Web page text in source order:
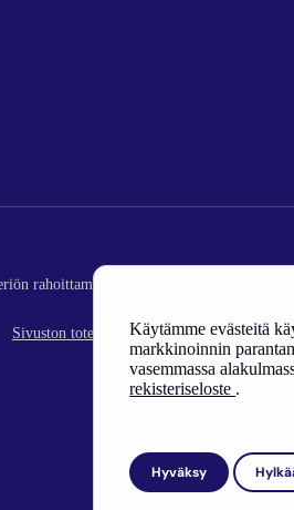
Käytämme evästeitä
markkinoinnin
vasemmassa
rekisteriseloste .
Hyväksy
rahoittamaa (kalatalouden edistäminen).
Sivuston toteutus